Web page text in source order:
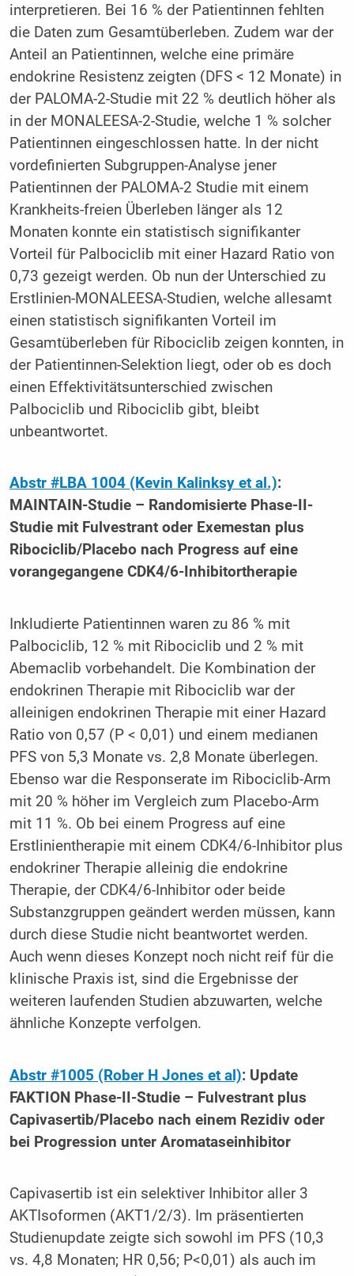
interpretieren. Bei 16 % der Patientinnen fehlten
die Daten zum Gesamtüberleben. Zudem war der
Anteil an Patientinnen, welche eine primäre
endokrine Resistenz zeigten (DFS < 12 Monate) in
der PALOMA-2-Studie mit 22 % deutlich höher als
in der MONALEESA-2-Studie, welche 1 % solcher
Patientinnen eingeschlossen hatte. In der nicht
vordefinierten Subgruppen-Analyse jener
Patientinnen der PALOMA-2 Studie mit einem
Krankheits-freien Überleben länger als 12
Monaten konnte ein statistisch signifikanter
Vorteil für Palbociclib mit einer Hazard Ratio von
0,73 gezeigt werden. Ob nun der Unterschied zu
Erstlinien-MONALEESA-Studien, welche allesamt
einen statistisch signifikanten Vorteil im
Gesamtüberleben für Ribociclib zeigen konnten, in
der Patientinnen-Selektion liegt, oder ob es doch
einen Effektivitätsunterschied zwischen
Palbociclib und Ribociclib gibt, bleibt
unbeantwortet.
Abstr #LBA 1004 (Kevin Kalinksy et al.):
MAINTAIN-Studie – Randomisierte Phase-II-
Studie mit Fulvestrant oder Exemestan plus
Ribociclib/Placebo nach Progress auf eine
vorangegangene CDK4/6-Inhibitortherapie
Inkludierte Patientinnen waren zu 86 % mit
Palbociclib, 12 % mit Ribociclib und 2 % mit
Abemaclib vorbehandelt. Die Kombination der
endokrinen Therapie mit Ribociclib war der
alleinigen endokrinen Therapie mit einer Hazard
Ratio von 0,57 (P < 0,01) und einem medianen
PFS von 5,3 Monate vs. 2,8 Monate überlegen.
Ebenso war die Responserate im Ribociclib-Arm
mit 20 % höher im Vergleich zum Placebo-Arm
mit 11 %. Ob bei einem Progress auf eine
Erstlinientherapie mit einem CDK4/6-Inhibitor plus
endokriner Therapie alleinig die endokrine
Therapie, der CDK4/6-Inhibitor oder beide
Substanzgruppen geändert werden müssen, kann
durch diese Studie nicht beantwortet werden.
Auch wenn dieses Konzept noch nicht reif für die
klinische Praxis ist, sind die Ergebnisse der
weiteren laufenden Studien abzuwarten, welche
ähnliche Konzepte verfolgen.
Abstr #1005 (Rober H Jones et al): Update
FAKTION Phase-II-Studie – Fulvestrant plus
Capivasertib/Placebo nach einem Rezidiv oder
bei Progression unter Aromataseinhibitor
Capivasertib ist ein selektiver Inhibitor aller 3
AKTIsoformen (AKT1/2/3). Im präsentierten
Studienupdate zeigte sich sowohl im PFS (10,3
vs. 4,8 Monaten; HR 0,56; P<0,01) als auch im